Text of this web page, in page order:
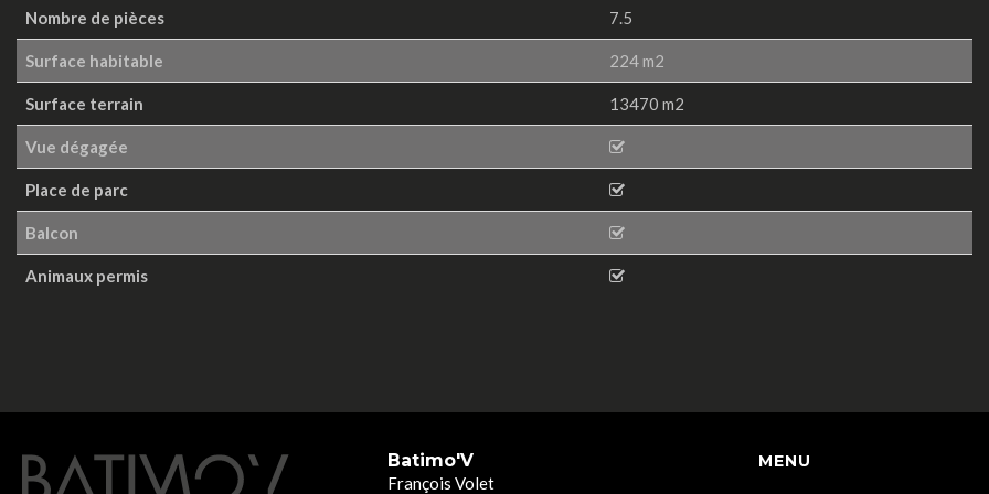
Nombre de pièces 7.5
Surface habitable 224 m2
Surface terrain 13470 m2
Vue dégagée
Place de parc
Balcon
Animaux permis
MENU
Batimo'V
François Volet